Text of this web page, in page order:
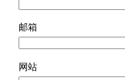
邮箱
网站